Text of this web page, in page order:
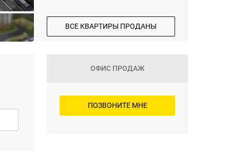
ВСЕ КВАРТИРЫ ПРОДАНЫ
ОФИС ПРОДАЖ
ПОЗВОНИТЕ МНЕ